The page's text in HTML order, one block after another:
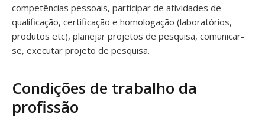
competências pessoais, participar de atividades de
qualificação, certificação e homologação (laboratórios,
produtos etc), planejar projetos de pesquisa, comunicar-
se, executar projeto de pesquisa.
Condições de trabalho da
profissão